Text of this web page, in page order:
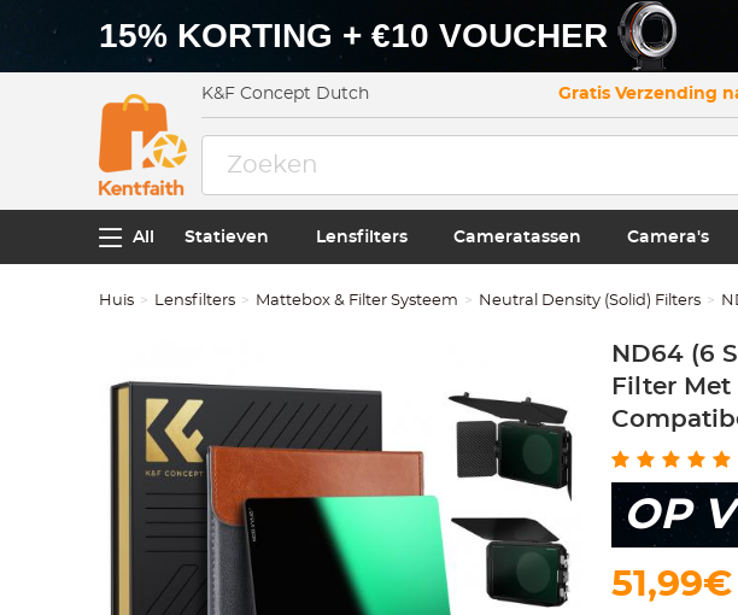
15% KORTING + €10 VOUCHER
K&F Concept Dutch Gratis Verzending
All Statieven Lensfilters Cameratassen Camera's
Huis Lensfilters Mattebox & Filter Systeem Neutral Density (Solid) Filters
ND64 (6
Filter
OP
51,99€